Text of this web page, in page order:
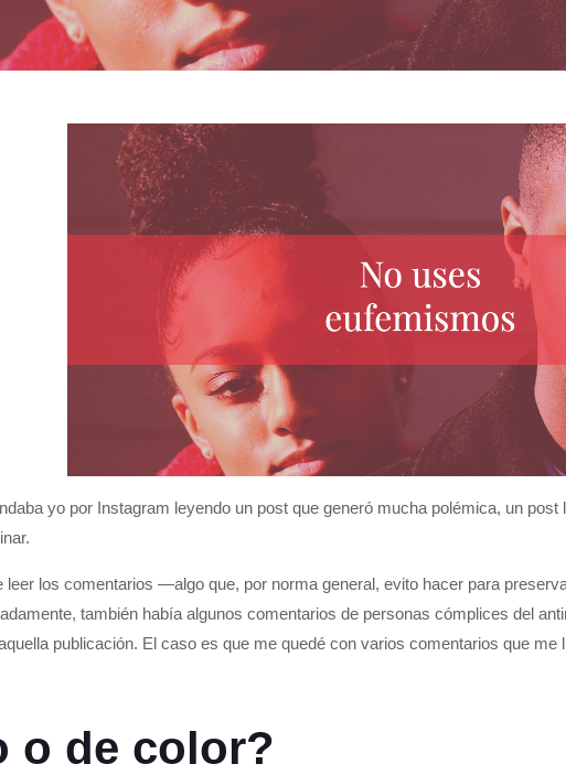
yo por Instagram leyendo un post que generó mucha polémica, un
leer los comentarios —algo que, por norma general, evito hacer para
también había algunos comentarios de personas cómplices del
publicación. El caso es que me quedé con varios comentarios que
o de color?